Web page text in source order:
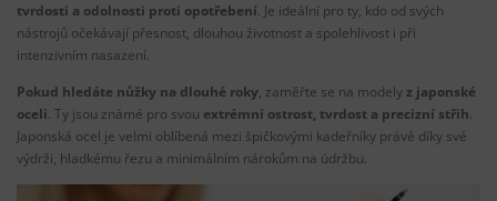
tvrdosti a odolnosti proti opotřebení. Je ideální pro ty, kdo od svých
nástrojů očekávají přesnost, dlouhou životnost a spolehlivost i při
intenzivním nasazení.
Pokud hledáte nůžky na dlouhé roky, zaměřte se na modelyz japonské
oceli. Ty jsou známé pro svou extrémní ostrost, tvrdost a precizní střih.
Japonská ocel je velmi oblíbená mezi špičkovými kadeřníky právě díky své
výdrži, hladkému řezu a minimálním nárokům na údržbu.